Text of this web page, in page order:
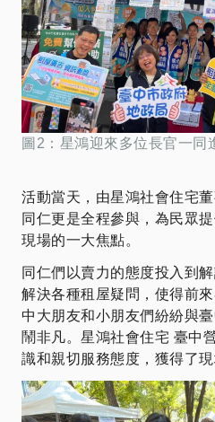
圖2：星鴻迎來多位長官一同
活動當天，由星鴻社會住宅
同仁更是全程參與，為民眾
現場的一大焦點。
同仁們以賣力的態度投入到
解決各種租屋疑問，使得前
中大朋友和小朋友們紛紛與
鬧非凡。星鴻社會住宅 臺中
識和親切服務態度，獲得了